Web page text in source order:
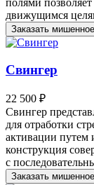
полями
движущимся
Заказать
Свингер
22 500 ₽
Свингер
для отработки
активации путем
конструкция
с
Заказать